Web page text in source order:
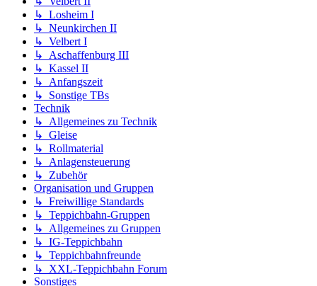
↳ Losheim I
↳ Neunkirchen II
↳ Velbert I
↳ Aschaffenburg III
↳ Kassel II
↳ Anfangszeit
↳ Sonstige TBs
Technik
↳ Allgemeines zu Technik
↳ Gleise
↳ Rollmaterial
↳ Anlagensteuerung
↳ Zubehör
Organisation und Gruppen
↳ Freiwillige Standards
↳ Teppichbahn-Gruppen
↳ Allgemeines zu Gruppen
↳ IG-Teppichbahn
↳ Teppichbahnfreunde
↳ XXL-Teppichbahn Forum
Sonstiges